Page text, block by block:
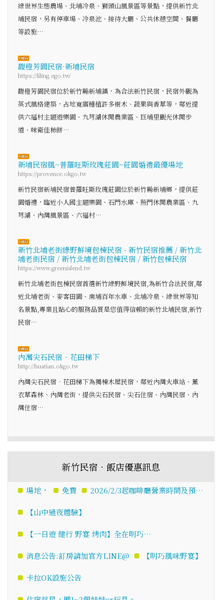
綠世界生態農場、北埔冷泉、獅頭山風景區等景點，提供新竹北
埔民宿，另有停車場、冷泉池、接待大廳、公共休憩空間、餐廳
等設施…
馥橙芳園民宿·新埔民宿
https://liling.ego.tw/
馥橙芳園民宿位於新竹縣新埔鎮，為合法新竹民宿，民宿外觀為
英式風格建築，占地寬廣種植許多樹木、蔬果與香草等，鄰近提
供六福村主題遊樂園、九芎湖休閒農業區、巨埔里觀光休閒步
道、味衛佳柿餅…
新埔民宿風~普羅旺斯玫瑰莊園~莊園婚禮最優場地
https://provence.okgo.tw
新竹民宿新埔民宿普羅旺斯玫瑰莊園位於新竹縣新埔鄉，提供莊
園婚禮，臨近小人國主題樂園、石門水庫、照門休閒農業區、九
芎湖、內灣風景區、六福村…
新竹北埔老街綠野鮮境包棟民宿 - 新竹民宿推薦 / 新竹北
埔老街民宿 / 新竹北埔老街包棟民宿 / 新竹包棟民宿
https://www.greenislend.tw
新竹北埔老街包棟民宿首選新竹綠野鮮境民宿,為新竹合法民宿,鄰
近北埔老街、麥客田園、南埔百年水車、北埔冷泉、綠世界等知
名景點,專業且貼心的服務品質是您值得信賴的新竹北埔民宿,新竹
民宿…
內灣尖石民宿‧花田梯下
http://huatian.okgo.tw
內灣尖石民宿‧花田梯下為獨棟木屋民宿，鄰近內灣火車站、薰
衣草森林、內灣老街，提供尖石民宿、尖石住宿、內灣民宿、內
灣住宿…
新竹民宿‧飯店優惠訊息
場地， 免費 2026/2/3起咖啡廳營業時間及預…
【山中過夜體驗】
【一日遊 健行 野宴 烤肉】全在明巧…
消息公告:訂房請加官方LINE@ 【明巧風味野宴】
卡拉OK設施公告